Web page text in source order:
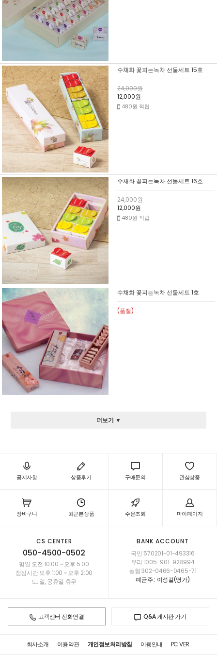
수채화 꽃피는녹차 선물세트 15호
24,000원
12,000원
480원 적립
수채화 꽃피는녹차 선물세트 16호
24,000원
12,000원
480원 적립
수채화 꽃피는녹차 선물세트 1호
(품절)
더보기 ▼
공지사항 상품후기 구매문의 관심상품
장바구니 최근본상품 주문조회 마이페이지
CS CENTER
050-4500-0502
평일 오전 10:00 ~ 오후 5:00
점심시간 오후 1:00 ~ 오후 2:00
토, 일, 공휴일 휴무
BANK ACCOUNT
국민 570201-01-493316
우리 1005-901-928994
농협 302-0466-0465-71
예금주 : 이성걸(명가)
고객센터 전화연결 Q&A 게시판 가기
회사소개 이용약관 개인정보처리방침 이용안내 PC VER.